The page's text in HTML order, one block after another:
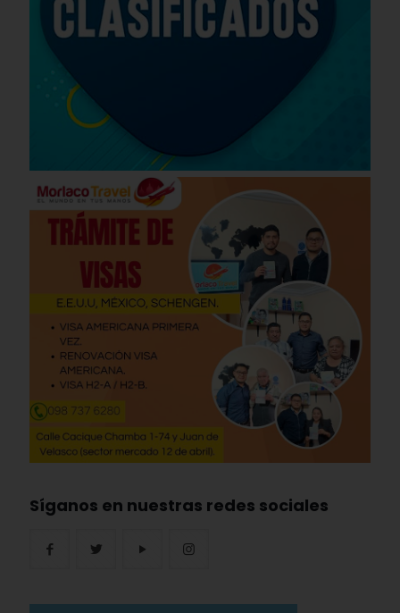
Síganos en nuestras redes sociales